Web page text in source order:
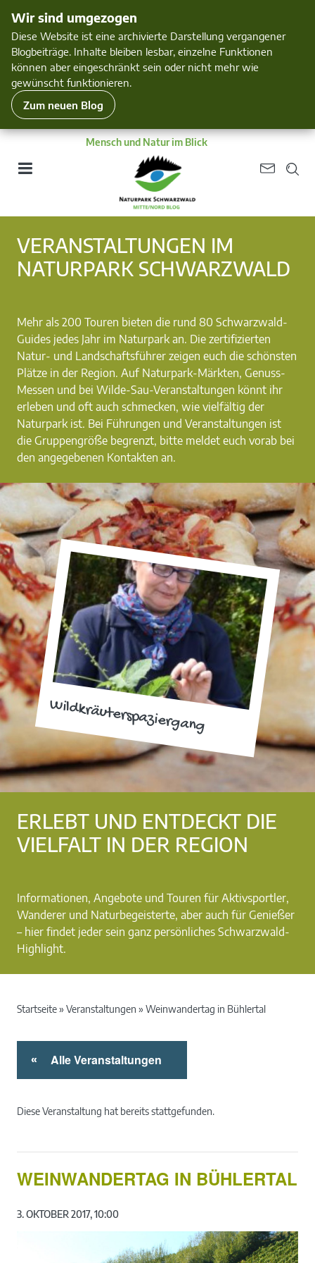
Wir sind umgezogen
Diese Website ist eine archivierte Darstellung vergangener
Blogbeiträge. Inhalte bleiben lesbar, einzelne Funktionen
können aber eingeschränkt sein oder nicht mehr wie
gewünscht funktionieren.
Zum neuen Blog
Mensch und Natur im Blick
Wildkräuterspaziergang
VERANSTALTUNGEN IM
NATURPARK SCHWARZWALD
Mehr als 200 Touren bieten die rund 80 Schwarzwald-
Guides jedes Jahr im Naturpark an. Die zertifizierten
Natur- und Landschaftsführer zeigen euch die schönsten
Plätze in der Region. Auf Naturpark-Märkten, Genuss-
Messen und bei Wilde-Sau-Veranstaltungen könnt ihr
erleben und oft auch schmecken, wie vielfältig der
Naturpark ist. Bei Führungen und Veranstaltungen ist
die Gruppengröße begrenzt, bitte meldet euch vorab bei
den angegebenen Kontakten an.
ERLEBT UND ENTDECKT DIE
VIELFALT IN DER REGION
Informationen, Angebote und Touren für Aktivsportler,
Wanderer und Naturbegeisterte, aber auch für Genießer
– hier findet jeder sein ganz persönliches Schwarzwald-
Highlight.
Startseite» Veranstaltungen » Weinwandertag in Bühlertal
« Alle Veranstaltungen
Diese Veranstaltung hat bereits stattgefunden.
WEINWANDERTAG IN BÜHLERTAL
3. OKTOBER 2017, 10:00